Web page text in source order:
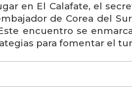
en El Calafate, el
de Corea del
encuentro se
para fomentar el